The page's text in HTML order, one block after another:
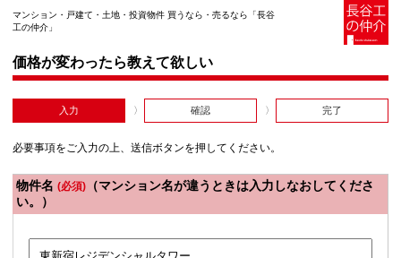
マンション・戸建て・土地・投資物件 買うなら・売るなら「長谷
工の仲介」
価格が変わったら教えて欲しい
入力 確認 完了
必要事項をご入力の上、送信ボタンを押してください。
物件名 (必須) （マンション名が違うときは入力しなおしてくださ
い。）